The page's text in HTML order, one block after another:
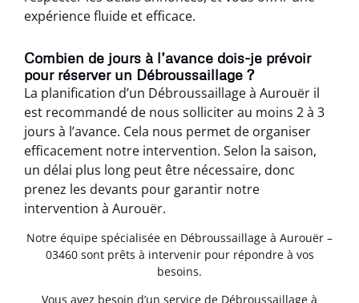
expérience fluide et efficace.
Combien de jours à l’avance dois-je prévoir
pour réserver un Débroussaillage ?
La planification d’un Débroussaillage à Aurouër il
est recommandé de nous solliciter au moins 2 à 3
jours à l’avance. Cela nous permet de organiser
efficacement notre intervention. Selon la saison,
un délai plus long peut être nécessaire, donc
prenez les devants pour garantir notre
intervention à Aurouër.
Notre équipe spécialisée en Débroussaillage à Aurouër –
03460 sont prêts à intervenir pour répondre à vos
besoins.
Vous avez besoin d’un service de Débroussaillage à